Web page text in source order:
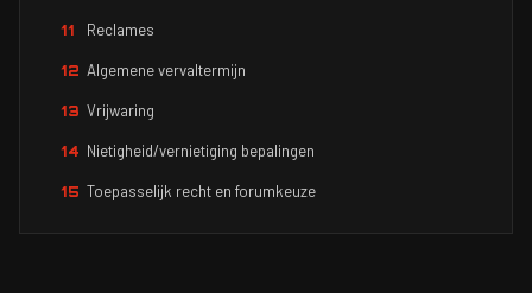
11 Reclames
12 Algemene vervaltermijn
13 Vrijwaring
14 Nietigheid/vernietiging bepalingen
15 Toepasselijk recht en forumkeuze